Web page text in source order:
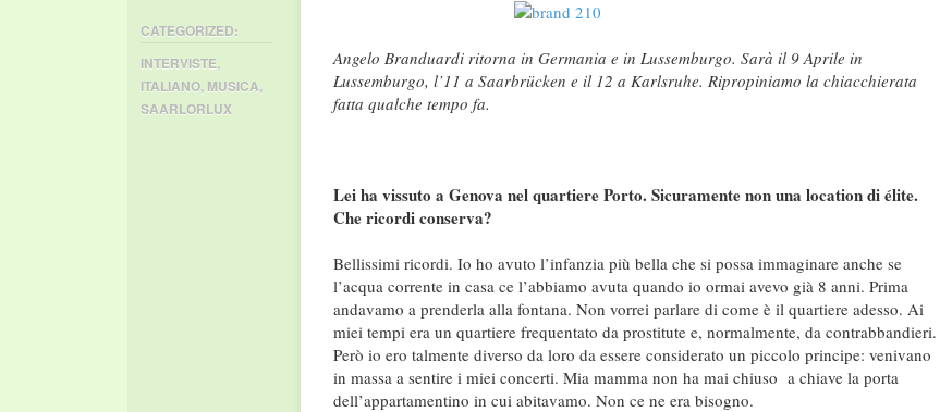
Angelo Branduardi ritorna in Germania e in Lussemburgo. Sarà il 9 Aprile in
Lussemburgo, l’11 a Saarbrücken e il 12 a Karlsruhe. Ripropiniamo la chiacchierata
fatta qualche tempo fa.
Lei ha vissuto a Genova nel quartiere Porto. Sicuramente non una location di élite.
Che ricordi conserva?
Bellissimi ricordi. Io ho avuto l’infanzia più bella che si possa immaginare anche se
l’acqua corrente in casa ce l’abbiamo avuta quando io ormai avevo già 8 anni. Prima
andavamo a prenderla alla fontana. Non vorrei parlare di come è il quartiere adesso. Ai
miei tempi era un quartiere frequentato da prostitute e, normalmente, da contrabbandieri.
Però io ero talmente diverso da loro da essere considerato un piccolo principe: venivano
in massa a sentire i miei concerti. Mia mamma non ha mai chiuso a chiave la porta
dell’appartamentino in cui abitavamo. Non ce ne era bisogno.
CATEGORIZED:
INTERVISTE,
ITALIANO, MUSICA,
SAARLORLUX